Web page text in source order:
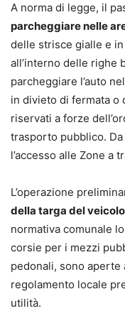
A norma di legge, il
parcheggiare nelle
delle strisce gialle e
all’interno delle righe
parcheggiare l’auto
in divieto di fermata o
riservati a forze
trasporto pubblico.
l’accesso alle Zone a
L’operazione
della targa del veicolo
normativa comunale
corsie per i mezzi
pedonali, sono aperte
regolamento locale
utilità.